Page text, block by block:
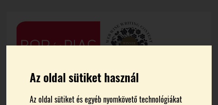
Az oldal sütiket használ
Az oldal sütiket és egyéb nyomkövető technológiákat